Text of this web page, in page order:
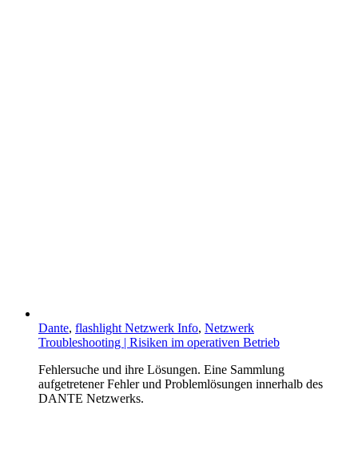
Dante, flashlight Netzwerk Info, Netzwerk
Troubleshooting | Risiken im operativen Betrieb
Fehlersuche und ihre Lösungen. Eine Sammlung
aufgetretener Fehler und Problemlösungen innerhalb des
DANTE Netzwerks.